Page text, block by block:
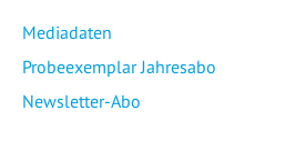
Mediadaten
Probeexemplar Jahresabo
Newsletter-Abo